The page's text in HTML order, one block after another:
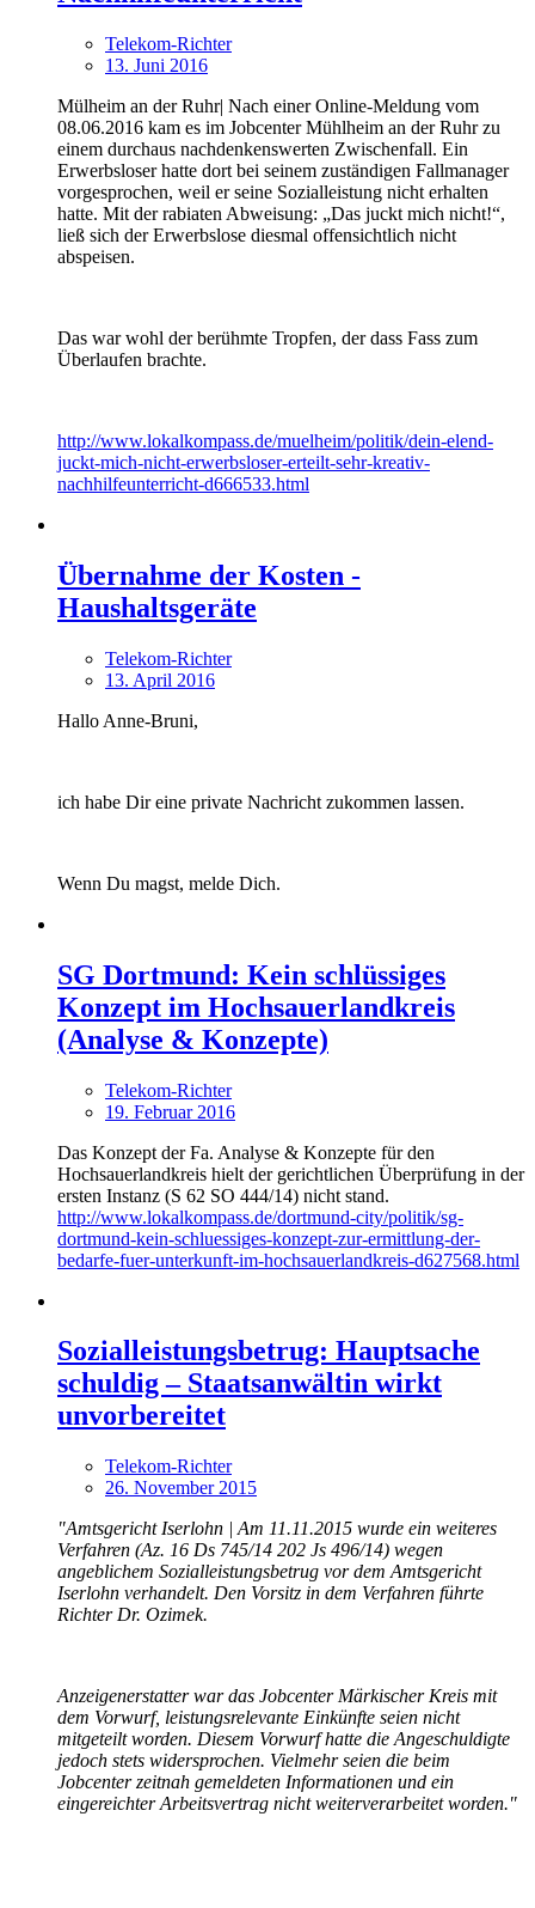
Telekom-Richter
13. Juni 2016
Mülheim an der Ruhr| Nach einer Online-Meldung vom
08.06.2016 kam es im Jobcenter Mühlheim an der Ruhr zu
einem durchaus nachdenkenswerten Zwischenfall. Ein
Erwerbsloser hatte dort bei seinem zuständigen Fallmanager
vorgesprochen, weil er seine Sozialleistung nicht erhalten
hatte. Mit der rabiaten Abweisung: „Das juckt mich nicht!“,
ließ sich der Erwerbslose diesmal offensichtlich nicht
abspeisen.
Das war wohl der berühmte Tropfen, der dass Fass zum
Überlaufen brachte.
http://www.lokalkompass.de/muelheim/politik/dein-elend-
juckt-mich-nicht-erwerbsloser-erteilt-sehr-kreativ-
nachhilfeunterricht-d666533.html
Übernahme der Kosten -
Haushaltsgeräte
Telekom-Richter
13. April 2016
Hallo Anne-Bruni,
ich habe Dir eine private Nachricht zukommen lassen.
Wenn Du magst, melde Dich.
SG Dortmund: Kein schlüssiges
Konzept im Hochsauerlandkreis
(Analyse & Konzepte)
Telekom-Richter
19. Februar 2016
Das Konzept der Fa. Analyse & Konzepte für den
Hochsauerlandkreis hielt der gerichtlichen Überprüfung in der
ersten Instanz (S 62 SO 444/14) nicht stand.
http://www.lokalkompass.de/dortmund-city/politik/sg-
dortmund-kein-schluessiges-konzept-zur-ermittlung-der-
bedarfe-fuer-unterkunft-im-hochsauerlandkreis-d627568.html
Sozialleistungsbetrug: Hauptsache
schuldig – Staatsanwältin wirkt
unvorbereitet
Telekom-Richter
26. November 2015
"Amtsgericht Iserlohn | Am 11.11.2015 wurde ein weiteres
Verfahren (Az. 16 Ds 745/14 202 Js 496/14) wegen
angeblichem Sozialleistungsbetrug vor dem Amtsgericht
Iserlohn verhandelt. Den Vorsitz in dem Verfahren führte
Richter Dr. Ozimek.
Anzeigenerstatter war das Jobcenter Märkischer Kreis mit
dem Vorwurf, leistungsrelevante Einkünfte seien nicht
mitgeteilt worden. Diesem Vorwurf hatte die Angeschuldigte
jedoch stets widersprochen. Vielmehr seien die beim
Jobcenter zeitnah gemeldeten Informationen und ein
eingereichter Arbeitsvertrag nicht weiterverarbeitet worden."